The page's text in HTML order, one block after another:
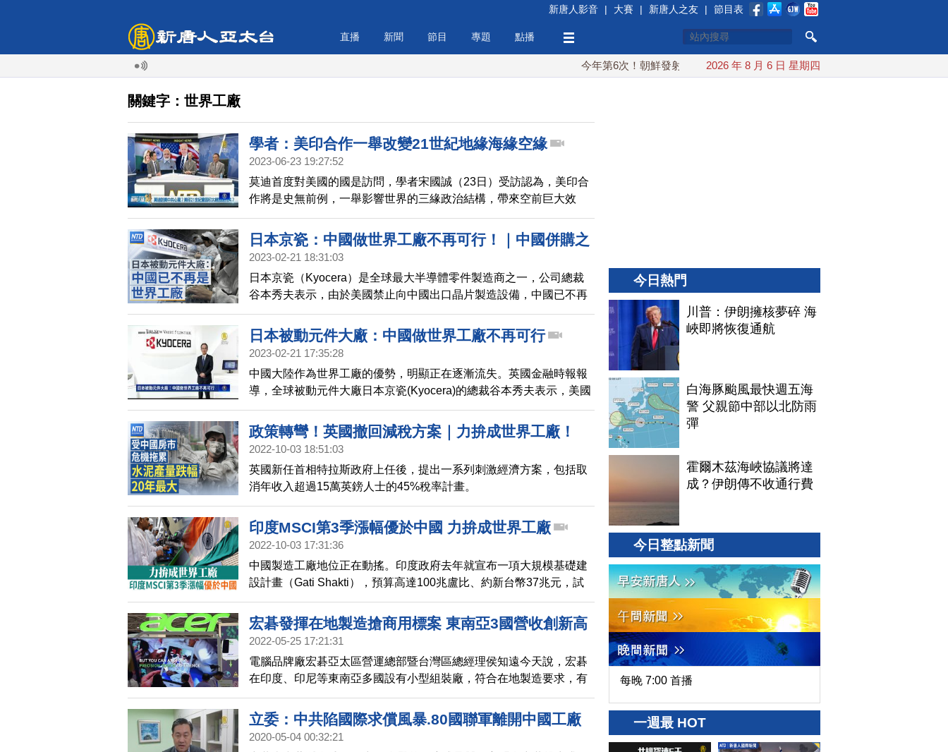
新唐人影音 | 大賽 | 新唐人之友 | 節目表
直播 新聞 節目 專題 點播
今年第6次！朝鮮發射彈道導彈 落日本EEZ外 紅海戰火續升溫 也門胡塞武裝
2026 年 8 月 6 日 星期四
關鍵字：世界工廠
學者：美印合作一舉改變21世紀地緣海緣空緣
2023-06-23 19:27:52
莫迪首度對美國的國是訪問，學者宋國誠（23日）受訪認為，美印合
作將是史無前例，一舉影響世界的三緣政治結構，帶來空前巨大效
應。
日本京瓷：中國做世界工廠不再可行！｜中國併購之
王包凡失聯 為大陸科技業帶來寒意｜美擬禁人機介面
技術輸中｜普發現金條例立院三讀過關
2023-02-21 18:31:03
日本京瓷（Kyocera）是全球最大半導體零件製造商之一，公司總裁
谷本秀夫表示，由於美國禁止向中國出口晶片製造設備，中國已不再
適合作為產品製造並出口的工廠基地。
日本被動元件大廠：中國做世界工廠不再可行
2023-02-21 17:35:28
中國大陸作為世界工廠的優勢，明顯正在逐漸流失。英國金融時報報
導，全球被動元件大廠日本京瓷(Kyocera)的總裁谷本秀夫表示，美國
限制中國大陸獲取先進技術，正扼殺中國作為世界工廠的條件。京瓷
將生產轉移離開中國到其他地區，並在日本境內投資設廠。
政策轉彎！英國撤回減稅方案｜力拚成世界工廠！
MSCI印度指數第3季漲幅優於中國｜中國房產危機
+清零 拖累全球水泥產量｜進駐亞灣夯！高軟二期首
棟大樓動工
2022-10-03 18:51:03
英國新任首相特拉斯政府上任後，提出一系列刺激經濟方案，包括取
消年收入超過15萬英鎊人士的45%稅率計畫。
印度MSCI第3季漲幅優於中國 力拚成世界工廠
2022-10-03 17:31:36
中國製造工廠地位正在動搖。印度政府去年就宣布一項大規模基礎建
設計畫（Gati Shakti），預算高達100兆盧比、約新台幣37兆元，試
圖取代中國成為世界工廠。外媒《彭博》報導，儘管4分之1的計畫超
出原先預算，因此被延後，但印度官員米納（Amrit Lal Meena）表
示，政府的使命是在不超支時間、成本的情況下實施這項計畫，讓全
中國，上漲近10%，反觀中共在清零政策下，下跌23%。而被稱做
「下一個中國」的印度，作為有吸引力的替代選擇，可望成
宏碁發揮在地製造搶商用標案 東南亞3國營收創新高
2022-05-25 17:21:31
電腦品牌廠宏碁亞太區營運總部暨台灣區總經理侯知遠今天說，宏碁
在印度、印尼等東南亞多國設有小型組裝廠，符合在地製造要求，有
利爭取過去2年遞延的商用標案，今年第1季在印度、菲律賓、越南營
收都創歷史新高。
立委：中共陷國際求償風暴.80國聯軍離開中國工廠
2020-05-04 00:32:21
今日熱門
川普：伊朗擁核夢碎 海
峽即將恢復通航
白海豚颱風最快週五海
警 父親節中部以北防雨
彈
霍爾木茲海峽協議將達
成？伊朗傳不收通行費
今日整點新聞
每晚 7:00 首播
一週最 HOT